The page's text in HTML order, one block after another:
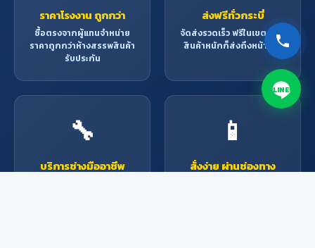
ราคาโรงงาน ถูกกว่า
ซื้อตรงจากผู้แทนจำหน่าย
ราคาถูกกว่าห้างสรรพสินค้า
รับประกัน
ส่งฟรีทั่วกระบี่
จัดส่งรวดเร็ว ฟรีในเขตกระบี่
สินค้าหนักก็ส่งถึงหน้าบ้าน
🔧
บริการช่างมืออาชีพ
📱
สั่งง่าย ผ่านช่องทาง
LINE